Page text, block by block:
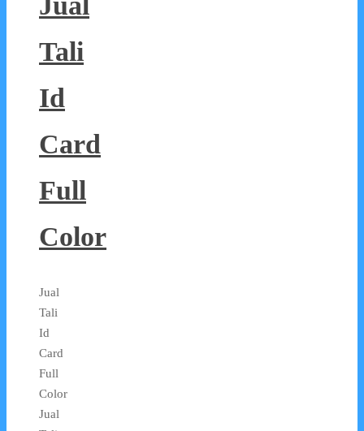
Tali
Id
Card
Full
Color
Jual
Tali
Id
Card
Full
Color
Jual